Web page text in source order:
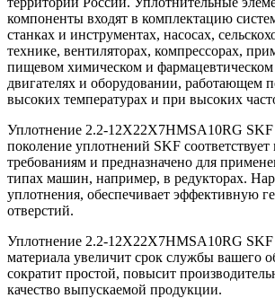
компоненты входят в комплектацию
станках и инструментах, насосах,
технике, вентиляторах, компрессорах,
пищевом химическом и фармацевтическом
двигателях и оборудовании, работающем
высоких температурах и при высоких
Уплотнение 2.2-12X22X7HMSA10RG SKF
поколение уплотнений SKF
требованиям и предназначено для
типах машин, например, в редукторах.
уплотнения, обеспечивает эффективную
отверстий.
Уплотнение 2.2-12X22X7HMSA10RG SKF
материала увеличит срок службы вашего
сократит простой, повысит
качество выпускаемой продукции.